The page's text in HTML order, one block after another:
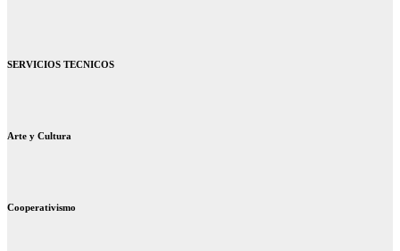
SERVICIOS TECNICOS
Arte y Cultura
Cooperativismo